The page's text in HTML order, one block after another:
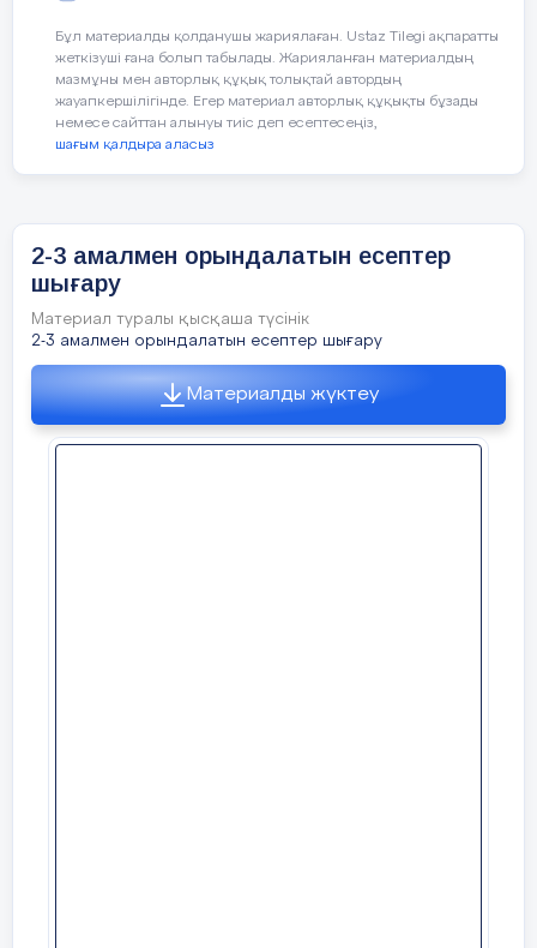
Сабақ-
тың
жоспар-
ланған
Педагогтің әрекеті
басы
2 минут
Психологиялық ахуал
Сәлемдесу.
«Ізгі тілек» әдісімен өтеді.
Бұл материалды қолданушы жариялаған. Ustaz Tilegi ақпаратты
жеткізуші ғана болып табылады. Жарияланған материалдың
мазмұны мен авторлық құқық толықтай автордың
жауапкершілігінде. Егер материал авторлық құқықты бұзады
немесе сайттан алынуы тиіс деп есептесеңіз,
шағым қалдыра аласыз
2-3 амалмен орындалатын есептер
шығару
Материал туралы қысқаша түсінік
2-3 амалмен орындалатын есептер шығару
Материалды жүктеу